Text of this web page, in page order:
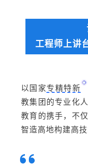
工程师上讲
以国家专精特新
教集团的专业化
教育的携手，不
智造高地构建高技